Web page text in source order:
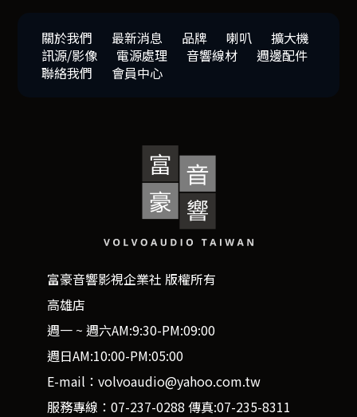
關於我們 最新消息 品牌 喇叭
擴大機
訊源/影像
電源處理 音響線材
週邊配件
聯絡我們
會員中心
富豪音響影視企業社 版權所有
高雄店
週一 ~ 週六AM:9:30-PM:09:00
週日AM:10:00-PM:05:00
E-mail：volvoaudio@yahoo.com.tw
服務專線：07-237-0288 傳真:07-235-8311